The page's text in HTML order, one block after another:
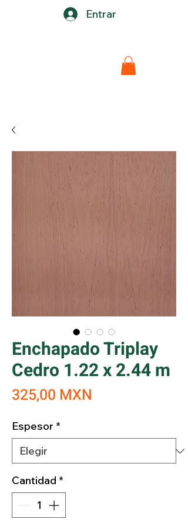
Entrar
Enchapado Triplay
Cedro 1.22 x 2.44 m
325,00 MXN
Espesor *
Cantidad *